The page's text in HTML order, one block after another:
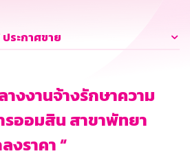
ระกาศขาย
างงานจ้างรักษาความ
ออมสิน สาขาพัทยา
งราคา “